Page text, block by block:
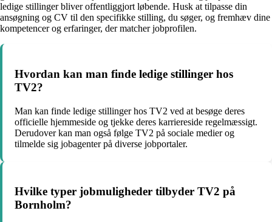
ledige stillinger bliver offentliggjort løbende. Husk at tilpasse din
ansøgning og CV til den specifikke stilling, du søger, og fremhæv dine
kompetencer og erfaringer, der matcher jobprofilen.
Hvordan kan man finde ledige stillinger hos
TV2?
Man kan finde ledige stillinger hos TV2 ved at besøge deres
officielle hjemmeside og tjekke deres karriereside regelmæssigt.
Derudover kan man også følge TV2 på sociale medier og
tilmelde sig jobagenter på diverse jobportaler.
Hvilke typer jobmuligheder tilbyder TV2 på
Bornholm?